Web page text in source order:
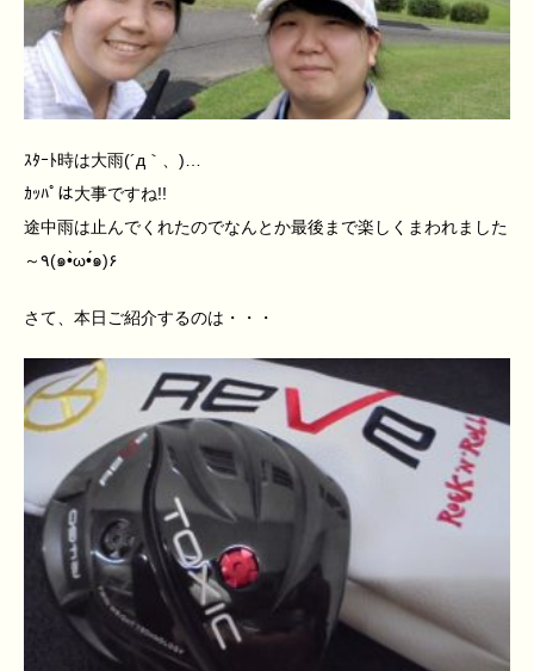
ｽﾀｰﾄ時は大雨(´д｀、)…
ｶｯﾊﾟは大事ですね!!
途中雨は止んでくれたのでなんとか最後まで楽しくまわれました
～٩(๑•̀ω•́๑)۶
さて、本日ご紹介するのは・・・